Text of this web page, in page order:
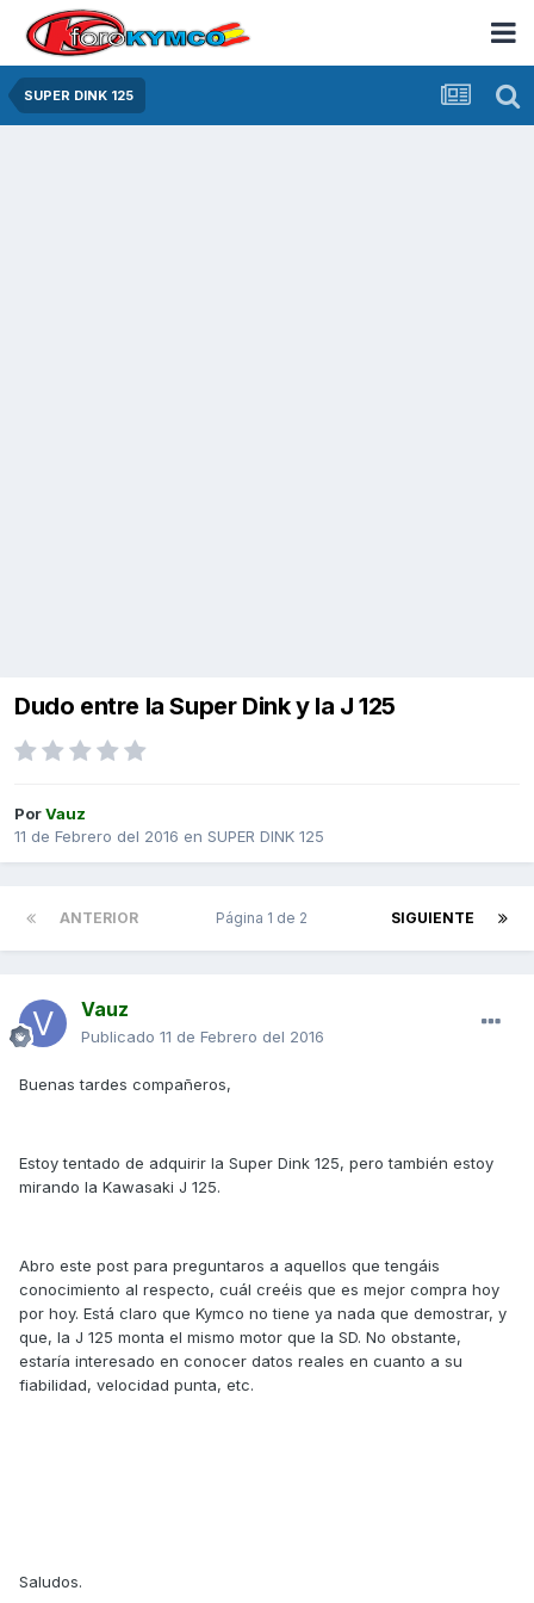
SUPER DINK 125
Dudo entre la Super Dink y la J 125
PorVauz
11 de Febrero del 2016 en SUPER DINK 125
ANTERIOR SIGUIENTE
Página 1 de 2
Vauz
Publicado 11 de Febrero del 2016
Buenas tardes compañeros,
Estoy tentado de adquirir la Super Dink 125, pero también estoy
mirando la Kawasaki J 125.
Abro este post para preguntaros a aquellos que tengáis
conocimiento al respecto, cuál creéis que es mejor compra hoy
por hoy. Está claro que Kymco no tiene ya nada que demostrar, y
que, la J 125 monta el mismo motor que la SD. No obstante,
estaría interesado en conocer datos reales en cuanto a su
fiabilidad, velocidad punta, etc.
Saludos.